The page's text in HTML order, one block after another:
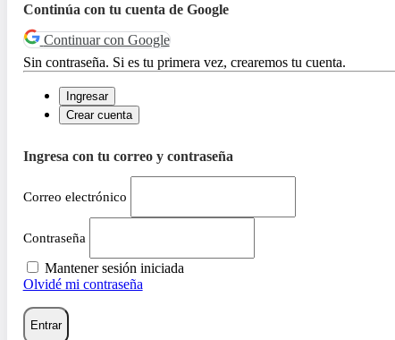
Continúa con tu cuenta de Google
Continuar con Google
Sin contraseña. Si es tu primera vez, crearemos tu cuenta.
Ingresar
Crear cuenta
Ingresa con tu correo y contraseña
Correo electrónico
Contraseña
Mantener sesión iniciada
Olvidé mi contraseña
Entrar